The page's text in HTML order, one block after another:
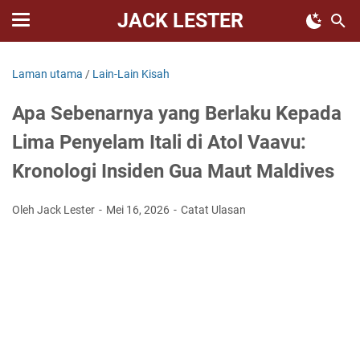
JACK LESTER
Laman utama / Lain-Lain Kisah
Apa Sebenarnya yang Berlaku Kepada
Lima Penyelam Itali di Atol Vaavu:
Kronologi Insiden Gua Maut Maldives
Oleh Jack Lester Mei 16, 2026 Catat Ulasan